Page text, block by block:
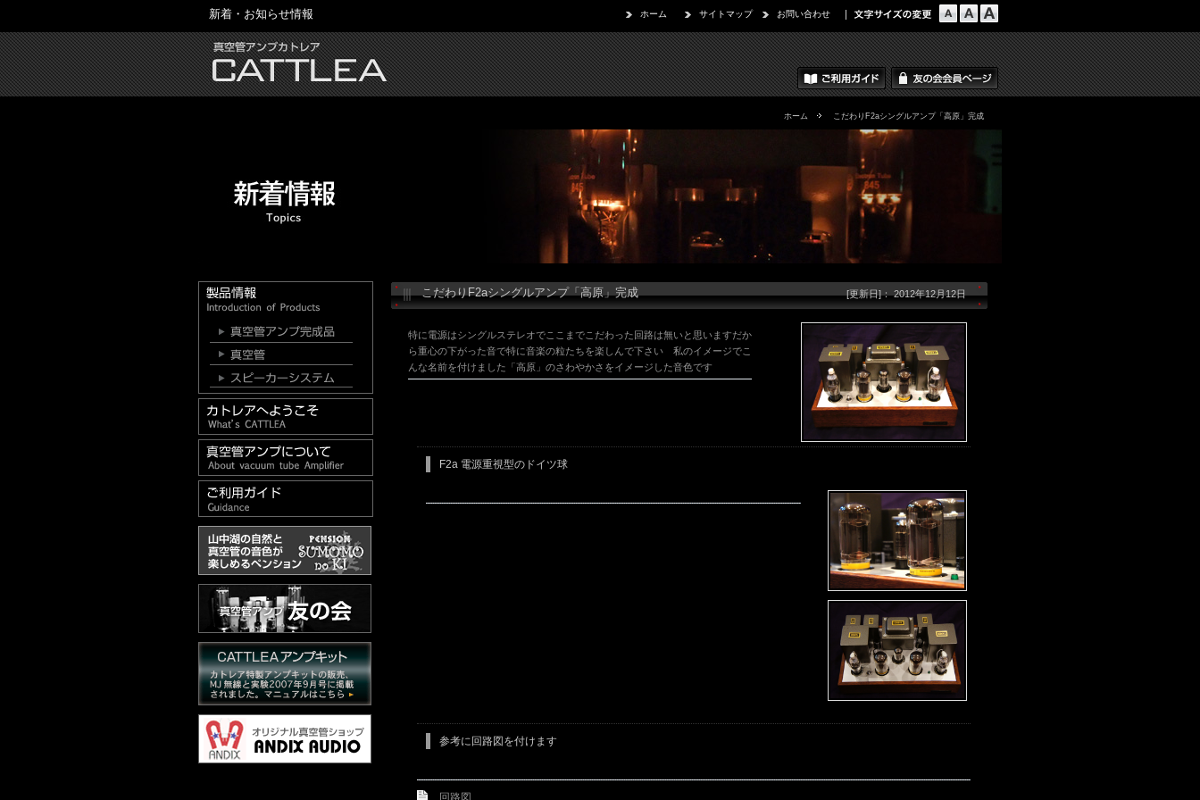
新着・お知らせ情報 ホーム サイトマップ お問い合わせ
ホーム こだわりF2aシングルアンプ「高原」完成
[更新日]： 2012年12月12日
こだわりF2aシングルアンプ「高原」完成
特に電源はシングルステレオでここまでこだわった回路は無いと思いますだか
ら重心の下がった音で特に音楽の粒たちを楽しんで下さい 私のイメージでこ
んな名前を付けました「高原」のさわやかさをイメージした音色です
F2a 電源重視型のドイツ球
参考に回路図を付けます